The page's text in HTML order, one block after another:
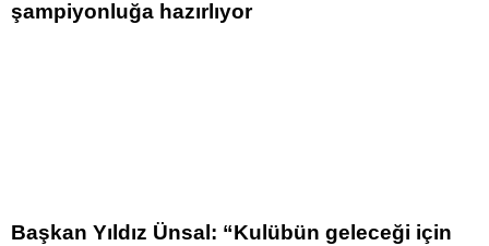
şampiyonluğa hazırlıyor
Başkan Yıldız Ünsal: “Kulübün geleceği için